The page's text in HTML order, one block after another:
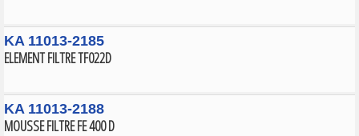
KA 11013-2185
ELEMENT FILTRE TF022D
KA 11013-2188
MOUSSE FILTRE FE 400 D